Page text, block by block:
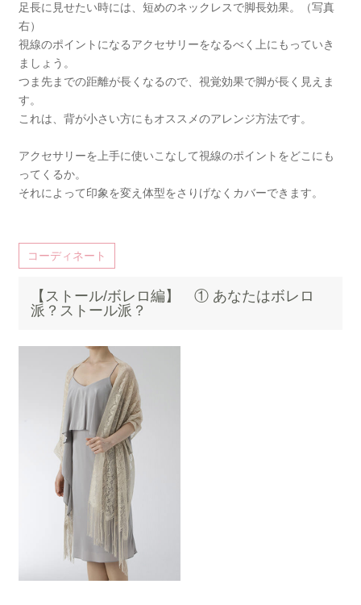
足長に見せたい時には、短めのネックレスで脚長効果。（写真
右）
視線のポイントになるアクセサリーをなるべく上にもっていき
ましょう。
つま先までの距離が長くなるので、視覚効果で脚が長く見えま
す。
これは、背が小さい方にもオススメのアレンジ方法です。
アクセサリーを上手に使いこなして視線のポイントをどこにも
ってくるか。
それによって印象を変え体型をさりげなくカバーできます。
コーディネート
【ストール/ボレロ編】 ① あなたはボレロ
派？ストール派？